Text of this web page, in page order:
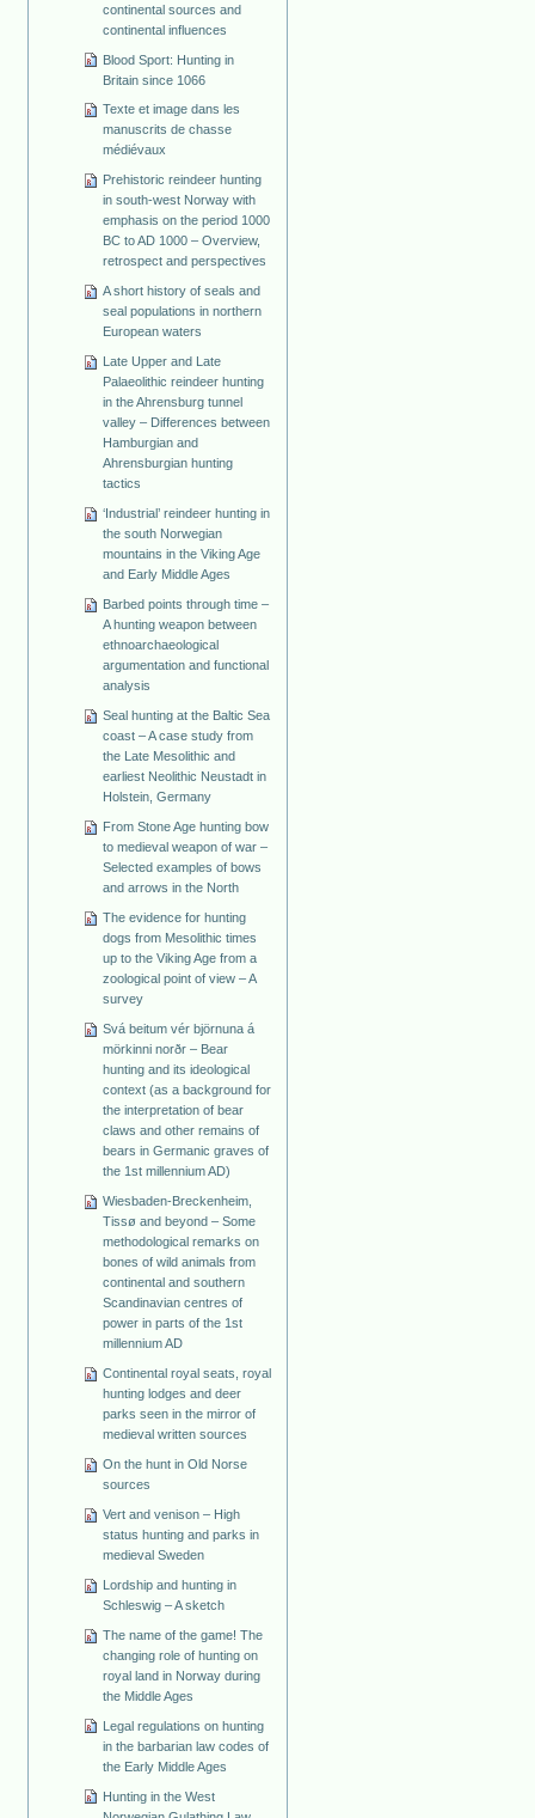
continental sources and
continental influences
Blood Sport: Hunting in
Britain since 1066
Texte et image dans les
manuscrits de chasse
médiévaux
Prehistoric reindeer hunting
in south-west Norway with
emphasis on the period 1000
BC to AD 1000 – Overview,
retrospect and perspectives
A short history of seals and
seal populations in northern
European waters
Late Upper and Late
Palaeolithic reindeer hunting
in the Ahrensburg tunnel
valley – Differences between
Hamburgian and
Ahrensburgian hunting
tactics
‘Industrial’ reindeer hunting in
the south Norwegian
mountains in the Viking Age
and Early Middle Ages
Barbed points through time –
A hunting weapon between
ethnoarchaeological
argumentation and functional
analysis
Seal hunting at the Baltic Sea
coast – A case study from
the Late Mesolithic and
earliest Neolithic Neustadt in
Holstein, Germany
From Stone Age hunting bow
to medieval weapon of war –
Selected examples of bows
and arrows in the North
The evidence for hunting
dogs from Mesolithic times
up to the Viking Age from a
zoological point of view – A
survey
Svá beitum vér björnuna á
mörkinni norðr – Bear
hunting and its ideological
context (as a background for
the interpretation of bear
claws and other remains of
bears in Germanic graves of
the 1st millennium AD)
Wiesbaden-Breckenheim,
Tissø and beyond – Some
methodological remarks on
bones of wild animals from
continental and southern
Scandinavian centres of
power in parts of the 1st
millennium AD
Continental royal seats, royal
hunting lodges and deer
parks seen in the mirror of
medieval written sources
On the hunt in Old Norse
sources
Vert and venison – High
status hunting and parks in
medieval Sweden
Lordship and hunting in
Schleswig – A sketch
The name of the game! The
changing role of hunting on
royal land in Norway during
the Middle Ages
Legal regulations on hunting
in the barbarian law codes of
the Early Middle Ages
Hunting in the West